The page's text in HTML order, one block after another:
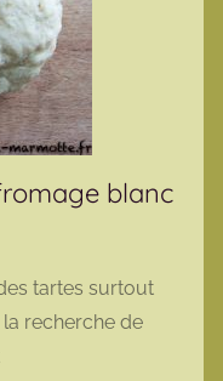
blanc
tartes surtout
recherche de